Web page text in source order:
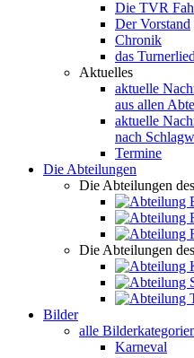
Die TVR
Der Vorstand
Chronik
das Turnerlied
Aktuelles
aktuelle
aus allen
aktuelle
nach
Termine
Die Abteilungen
Die Abteilungen
Die Abteilungen
Bilder
alle
Karneval